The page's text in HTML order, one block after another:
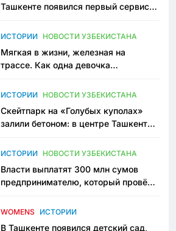
Ташкенте появился первый сервис
ИСТОРИИ НОВОСТИ УЗБЕКИСТАНА
Мягкая в жизни, железная на
трассе. Как одна девочка
Узбекистане
ИСТОРИИ НОВОСТИ УЗБЕКИСТАНА
Скейтпарк на «Голубых куполах»
залили бетоном: в центре Ташкента
пространство
ИСТОРИИ НОВОСТИ УЗБЕКИСТАНА
Власти выплатят 300 млн сумов
предпринимателю, который провёл
приговору
WOMENS ИСТОРИИ
В Ташкенте появился детский сад,